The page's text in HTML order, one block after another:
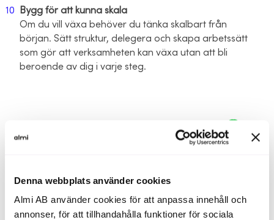
Denna webbplats använder cookies
Almi AB använder cookies för att anpassa innehåll och
annonser, för att tillhandahålla funktioner för sociala
Bygg för att kunna skala
Om du vill växa behöver du tänka skalbart från
början. Sätt struktur, delegera och skapa arbetssätt
som gör att verksamheten kan växa utan att bli
beroende av dig i varje steg.